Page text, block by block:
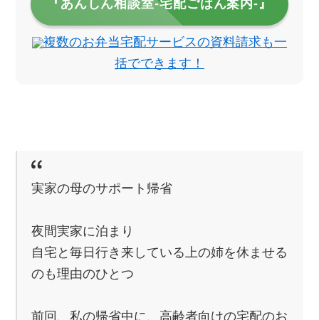
『あんしん相談室‐宅配ごはん案内‐』
複数のお弁当宅配サービスの資料請求も一
括でできます！
実家の母のサポート帰省
夜間実家に泊まり
自宅と毎日行き来している上の姉を休ませる
のも理由のひとつ
前回、私の帰省中に、高齢者向けの宅配のお